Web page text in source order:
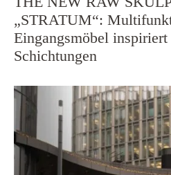
„STRATUM“:
Eingangsmöbel
Schichtungen